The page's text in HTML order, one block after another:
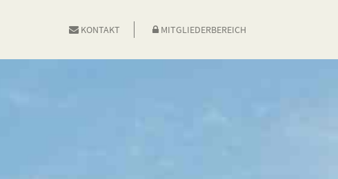
KONTAKT MITGLIEDERBEREICH